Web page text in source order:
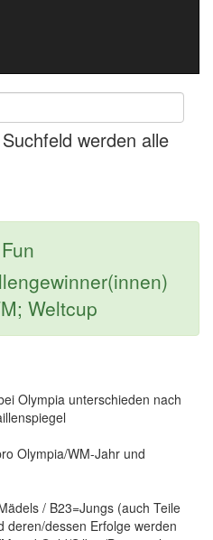
werden alle
Weltcup
Olympia unterschieden nach
Olympia/WM-Jahr und
/ B23=Jungs (auch Teile
deren/dessen Erfolge werden